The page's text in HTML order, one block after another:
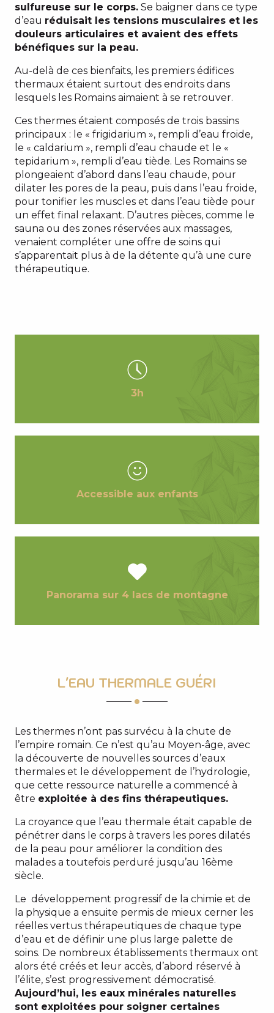
sulfureuse sur le corps. Se baigner dans ce type
d’eau réduisait les tensions musculaires et les
douleurs articulaires et avaient des effets
bénéfiques sur la peau.
Au-delà de ces bienfaits, les premiers édifices
thermaux étaient surtout des endroits dans
lesquels les Romains aimaient à se retrouver.
Ces thermes étaient composés de trois bassins
principaux : le « frigidarium », rempli d’eau froide,
le « caldarium », rempli d’eau chaude et le «
tepidarium », rempli d’eau tiède. Les Romains se
plongeaient d’abord dans l’eau chaude, pour
dilater les pores de la peau, puis dans l’eau froide,
pour tonifier les muscles et dans l’eau tiède pour
un effet final relaxant. D’autres pièces, comme le
sauna ou des zones réservées aux massages,
venaient compléter une offre de soins qui
s’apparentait plus à de la détente qu’à une cure
thérapeutique.
3h
Accessible aux enfants
Panorama sur 4 lacs de montagne
L'EAU THERMALE GUÉRI
Les thermes n’ont pas survécu à la chute de
l’empire romain. Ce n’est qu’au Moyen-âge, avec
la découverte de nouvelles sources d’eaux
thermales et le développement de l’hydrologie,
que cette ressource naturelle a commencé à
être exploitée à des fins thérapeutiques.
La croyance que l’eau thermale était capable de
pénétrer dans le corps à travers les pores dilatés
de la peau pour améliorer la condition des
malades a toutefois perduré jusqu’au 16ème
siècle.
Le développement progressif de la chimie et de
la physique a ensuite permis de mieux cerner les
réelles vertus thérapeutiques de chaque type
d’eau et de définir une plus large palette de
soins. De nombreux établissements thermaux ont
alors été créés et leur accès, d’abord réservé à
l’élite, s’est progressivement démocratisé.
Aujourd’hui, les eaux minérales naturelles
sont exploitées pour soigner certaines